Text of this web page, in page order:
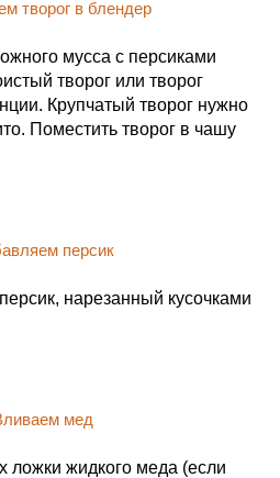
мусса с персиками
творог или творог
Крупчатый творог нужно
Поместить творог в чашу
нарезанный кусочками
ложки жидкого меда (если